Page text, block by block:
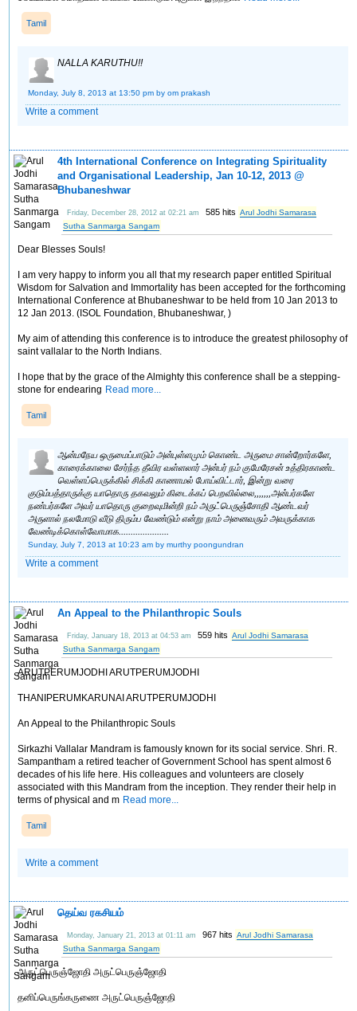
Tamil
NALLA KARUTHU!!
Monday, July 8, 2013 at 13:50 pm by om prakash
Write a comment
4th International Conference on Integrating Spirituality
and Organisational Leadership, Jan 10-12, 2013 @
Bhubaneshwar
Friday, December 28, 2012 at 02:21 am 585 hits Arul Jodhi Samarasa
Sutha Sanmarga Sangam
Dear Blesses Souls!
I am very happy to inform you all that my research paper entitled Spiritual
Wisdom for Salvation and Immortality has been accepted for the forthcoming
International Conference at Bhubaneshwar to be held from 10 Jan 2013 to
12 Jan 2013. (ISOL Foundation, Bhubaneshwar, )
My aim of attending this conference is to introduce the greatest philosophy of
saint vallalar to the North Indians.
I hope that by the grace of the Almighty this conference shall be a stepping-
stone for endearing Read more...
Tamil
ஆன்மநேய ஒருமைப்பாடும் அன்புள்ளமும் கொண்ட அருமை சான்றோர்களே,
காரைக்காலை சேர்ந்த தீவிர வள்ளலார் அன்பர் நம் குமேரேசன் உத்திரகாண்ட
வெள்ளப்பெருக்கில் சிக்கி காணாமல் போய்விட்டார், இன்று வரை
குடும்பத்தாருக்கு யாதொரு தகவலும் கிடைக்கப் பெறவில்லை,,,,,,,அன்பர்களே
நண்பர்களே அவர் யாதொரு குறைவுமின்றி நம் அருட்பெருஞ்சோதி ஆண்டவர்
அருளால் நலமோடு வீடு திரும்ப வேண்டும் என்று நாம் அனைவரும் அவருக்காக
வேண்டிக்கொள்வோமாக.....................
Sunday, July 7, 2013 at 10:23 am by murthy poongundran
Write a comment
An Appeal to the Philanthropic Souls
Friday, January 18, 2013 at 04:53 am 559 hits Arul Jodhi Samarasa
Sutha Sanmarga Sangam
ARUTPERUMJODHI ARUTPERUMJODHI
THANIPERUMKARUNAI ARUTPERUMJODHI
An Appeal to the Philanthropic Souls
Sirkazhi Vallalar Mandram is famously known for its social service. Shri. R.
Sampantham a retired teacher of Government School has spent almost 6
decades of his life here. His colleagues and volunteers are closely
associated with this Mandram from the inception. They render their help in
terms of physical and m Read more...
Tamil
Write a comment
தெய்வ ரகசியம்
Monday, January 21, 2013 at 01:11 am 967 hits Arul Jodhi Samarasa
Sutha Sanmarga Sangam
அருட்பெருஞ்ஜோதி அருட்பெருஞ்ஜோதி
தனிப்பெருங்கருணை அருட்பெருஞ்ஜோதி